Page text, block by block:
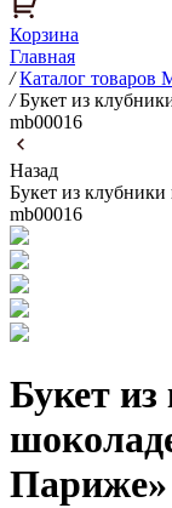
Корзина
Главная
/ Каталог товаров
/ Букет из
mb00016
Назад
Букет из
mb00016
Букет
Париже»